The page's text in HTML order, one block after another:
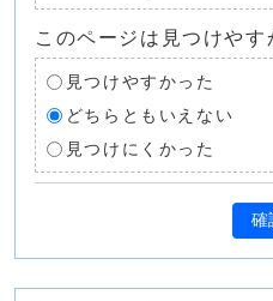
このページは見つけやす
見つけやすかった
どちらともいえない
見つけにくかった
確